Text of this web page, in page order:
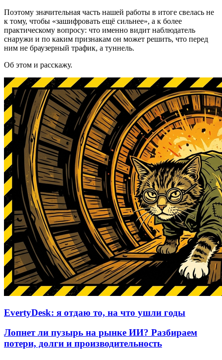
Поэтому значительная часть нашей работы в итоге свелась не
к тому, чтобы «зашифровать ещё сильнее», а к более
практическому вопросу: что именно видит наблюдатель
снаружи и по каким признакам он может решить, что перед
ним не браузерный трафик, а туннель.
Об этом и расскажу.
EvertyDesk: я отдаю то, на что ушли годы
Лопнет ли пузырь на рынке ИИ? Разбираем
потери, долги и производительность